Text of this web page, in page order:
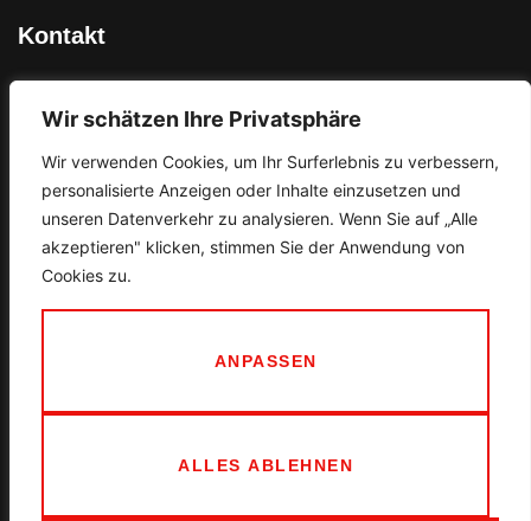
Wir schätzen Ihre Privatsphäre
Wir verwenden Cookies, um Ihr Surferlebnis zu verbessern,
personalisierte Anzeigen oder Inhalte einzusetzen und
unseren Datenverkehr zu analysieren. Wenn Sie auf „Alle
akzeptieren" klicken, stimmen Sie der Anwendung von
Cookies zu.
ANPASSEN
ALLES ABLEHNEN
Kontakt
An der Bahn 11
97618 Niederlauer
info@schilder-ortner.de
09771 / 61200